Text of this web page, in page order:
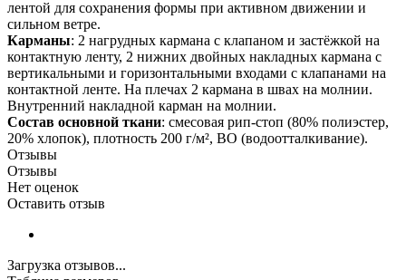
лентой для сохранения формы при активном движении и
сильном ветре.
Карманы: 2 нагрудных кармана с клапаном и застёжкой на
контактную ленту, 2 нижних двойных накладных кармана с
вертикальными и горизонтальными входами с клапанами на
контактной ленте. На плечах 2 кармана в швах на молнии.
Внутренний накладной карман на молнии.
Состав основной ткани: смесовая рип-стоп (80% полиэстер,
20% хлопок), плотность 200 г/м², ВО (водоотталкивание).
Отзывы
Отзывы
Нет оценок
Оставить отзыв
Загрузка отзывов...